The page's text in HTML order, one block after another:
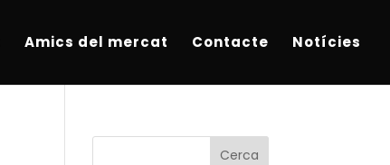
Amics del mercat Contacte Notícies
Cerca